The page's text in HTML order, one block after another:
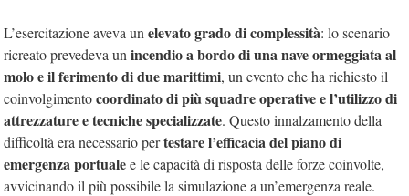
L’esercitazione aveva un elevato grado di complessità: lo scenario
ricreato prevedeva un incendio a bordo di una nave ormeggiata al
molo e il ferimento di due marittimi, un evento che ha richiesto il
coinvolgimentocoordinato di più squadre operative e l’utilizzo di
attrezzature e tecniche specializzate. Questo innalzamento della
difficoltà era necessario pertestare l’efficacia del piano di
emergenza portualee le capacità di risposta delle forze coinvolte,
avvicinando il più possibile la simulazione a un’emergenza reale.